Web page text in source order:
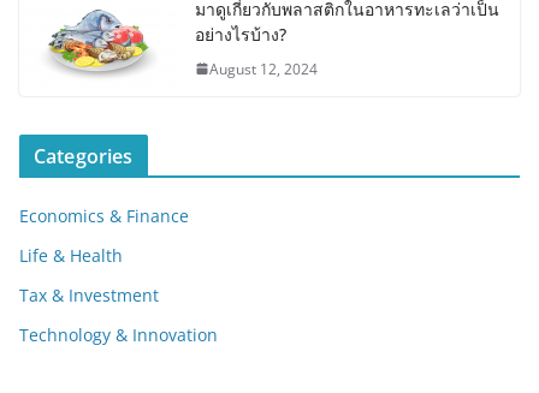
มาดูเกี่ยวกับพลาสติกในอาหารทะเลว่าเป็น
อย่างไรบ้าง?
August 12, 2024
Categories
Economics & Finance
Life & Health
Tax & Investment
Technology & Innovation